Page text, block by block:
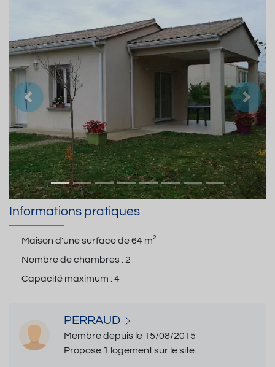
Précedent
Informations pratiques
Maison d'une surface de64 m²
Nombre de chambres :2
Capacité maximum :4
PERRAUD
Membre depuis le 15/08/2015
Propose 1 logement sur le site.